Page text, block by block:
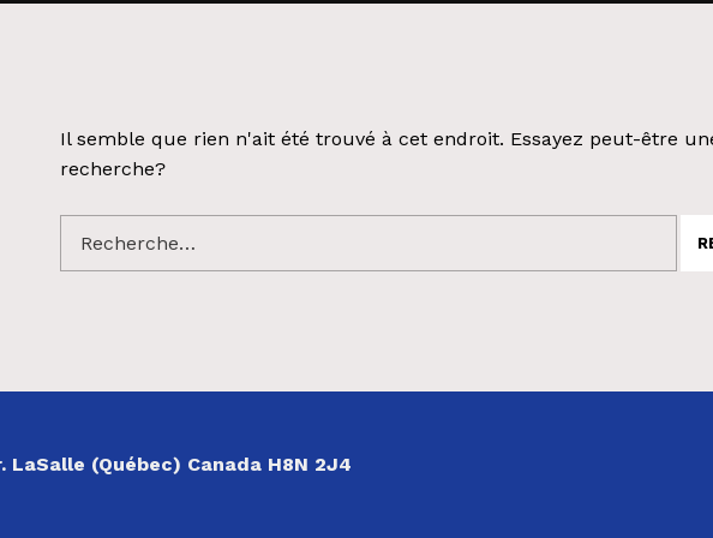
Il semble que rien n'ait été trouvé à cet endroit. Essayez peut-être
recherche?
Rechercher :
LaSalle (Québec) Canada H8N 2J4